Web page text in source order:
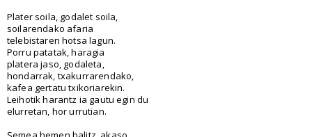
Plater soila, godalet soila,
soilarendako afaria
telebistaren hotsa lagun.
Porru patatak, haragia
platera jaso, godaleta,
hondarrak, txakurrarendako,
kafea gertatu txikoriarekin.
Leihotik harantz ia gautu egin du
elurretan, hor urrutian.